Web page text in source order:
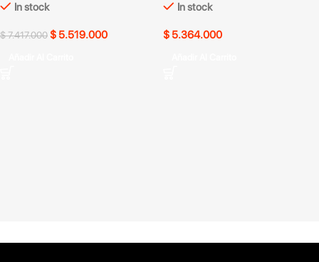
In stock
$7.417.000$ 5.519.000
In stock
$ 5.364.000